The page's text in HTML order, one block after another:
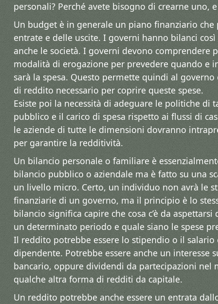
personali? Perché avete bisogno di crearne uno,
Un budget è in generale un piano finanziario che
entrate e delle uscite. I governi hanno bilanci
anche le società. I governi devono comprendere
modalità di erogazione per prevedere quando e
sarà la spesa. Questo permette quindi al
di reddito necessario per coprire queste spese.
Esiste poi la necessità di adeguare le politiche di
pubblico e il carico di spesa rispetto ai flussi di
le aziende di tutte le dimensioni dovranno
per garantire la redditività.
Un bilancio personale o familiare è
bilancio pubblico o aziendale ma è fatto su una
un livello micro. Certo, un individuo non avrà le
finanziarie di un governo, ma il principio è lo
bilancio significa capire che cosa c’è da
un determinato periodo e quale siano le spese
Il reddito potrebbe essere lo stipendio o il salario
dipendente. Potrebbe essere anche un interesse
bancario, oppure dividendi da partecipazioni nel
qualche altra forma di redditi da capitale.
Un reddito potrebbe anche essere un entrata